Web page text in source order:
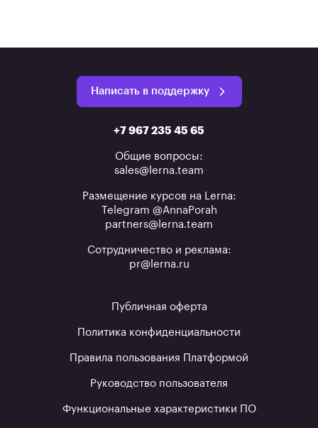
Написать в поддержку
+7 967 235 45 65
Общие вопросы:
sales@lerna.team
Размещение курсов на Lerna:
Telegram @AnnaPorah
partners@lerna.team
Сотрудничество и реклама:
pr@lerna.ru
Публичная оферта
Политика конфиденциальности
Правила пользования Платформой
Руководство пользователя
Функциональные характеристики ПО